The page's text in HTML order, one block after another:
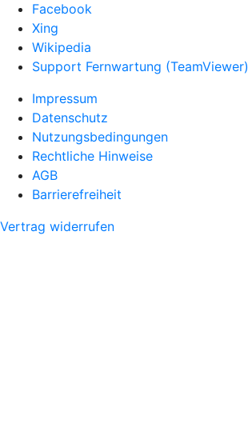
Facebook
Xing
Wikipedia
Support Fernwartung (TeamViewer)
Impressum
Datenschutz
Nutzungsbedingungen
Rechtliche Hinweise
AGB
Barrierefreiheit
Vertrag widerrufen